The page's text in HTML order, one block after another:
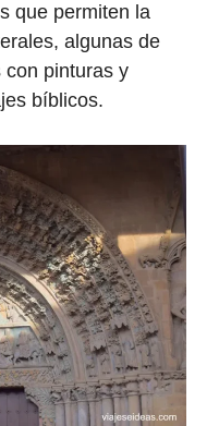
que permiten la
algunas de
con pinturas y
bíblicos.